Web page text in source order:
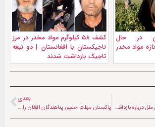
در حال
مواد مخدر
کشف ۵۸ کیلوگرم مواد مخدر در مرز
تاجیکستان با افغانستان | دو تبعه
تاجیک بازداشت شدند
مجاهد: گزارش سازمان ملل درباره بازداشت زنان بی‌اساس است
بعدی
پاکستان مهلت حضور پناهندگان افغان را تمدید می‌کند